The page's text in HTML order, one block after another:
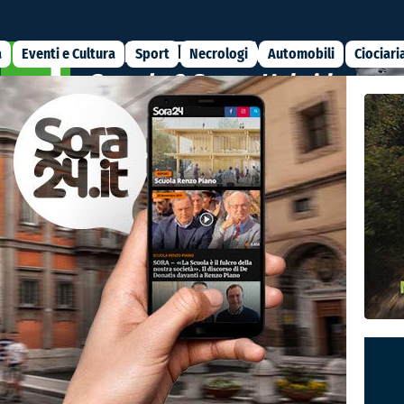
Eventi e Cultura Sport Necrologi Automobili